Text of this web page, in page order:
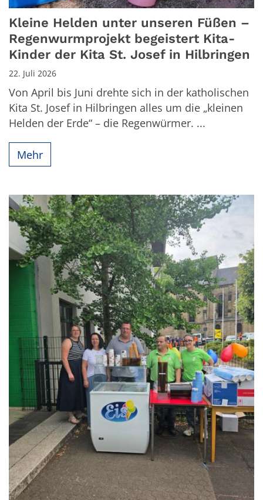
Kleine Helden unter unseren Füßen –
Regenwurmprojekt begeistert Kita-
Kinder der Kita St. Josef in Hilbringen
22. Juli 2026
Von April bis Juni drehte sich in der katholischen
Kita St. Josef in Hilbringen alles um die „kleinen
Helden der Erde“ – die Regenwürmer. ...
Mehr